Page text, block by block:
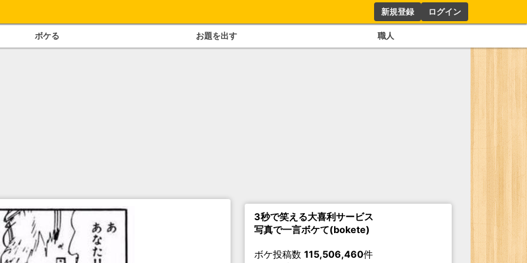
新規登録 ログイン
ボケる お題を出す 職人
3秒で笑える大喜利サービス
写真で一言ボケて(bokete)
ボケ投稿数 115,506,460件